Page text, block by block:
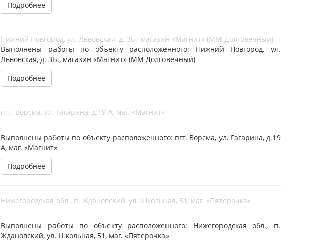
Подробнее
Нижний Новгород, ул. Львовская, д. 3Б., магазин «Магнит» (ММ Долговечный)
Выполнены работы по объекту расположенного: Нижний Новгород, ул.
Львовская, д. 3Б., магазин «Магнит» (ММ Долговечный)
Подробнее
пгт. Ворсма, ул. Гагарина, д.19 А, маг. «Магнит»
Выполнены работы по объекту расположенного: пгт. Ворсма, ул. Гагарина, д.19
А, маг. «Магнит»
Подробнее
Нижегородская обл., п. Ждановский, ул. Школьная, 51, маг. «Пятерочка»
Выполнены работы по объекту расположенного: Нижегородская обл., п.
Ждановский, ул. Школьная, 51, маг. «Пятерочка»